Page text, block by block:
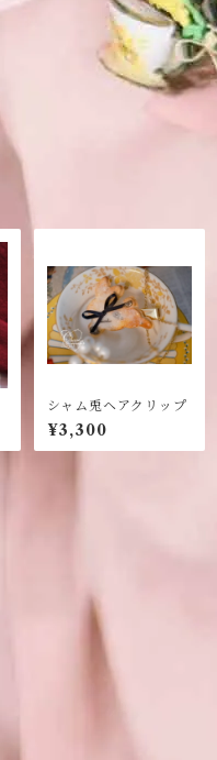
シャム兎ヘアクリップ
¥3,300